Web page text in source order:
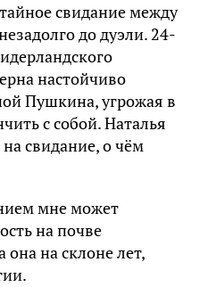
свидание между
до дуэли. 24-
настойчиво
Пушкина, угрожая в
с собой. Наталья
свидание, о чём
мне может
на почве
она на склоне лет,